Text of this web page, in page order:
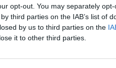
opt-out. You may separately
third parties on the IAB’s list of
by us to third parties on the
it to other third parties.